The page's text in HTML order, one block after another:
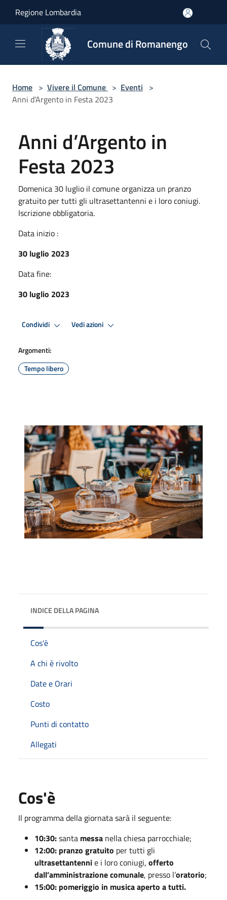
Regione Lombardia
Comune di Romanengo
Home > Vivere il Comune > Eventi >
Anni d’Argento in Festa 2023
Anni d’Argento in
Festa 2023
Domenica 30 luglio il comune organizza un pranzo
gratuito per tutti gli ultrasettantenni e i loro coniugi.
Iscrizione obbligatoria.
Data inizio :
30 luglio 2023
Data fine:
30 luglio 2023
Condividi Vedi azioni
Argomenti:
Tempo libero
INDICE DELLA PAGINA
Cos'è
A chi è rivolto
Date e Orari
Costo
Punti di contatto
Allegati
Cos'è
Il programma della giornata sarà il seguente:
10:30:santa messa nella chiesa parrocchiale;
12:00: pranzo gratuito per tutti gli
ultrasettantennie i loro coniugi, offerto
dall’amministrazione comunale, presso l’oratorio;
15:00: pomeriggio in musica aperto a tutti.